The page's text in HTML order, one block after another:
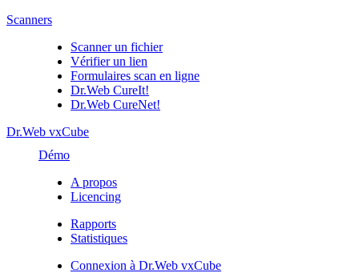
Scanners
Scanner un fichier
Vérifier un lien
Formulaires scan en ligne
Dr.Web CureIt!
Dr.Web CureNet!
Dr.Web vxCube
Démo
A propos
Licencing
Rapports
Statistiques
Connexion à Dr.Web vxCube